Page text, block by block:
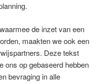
de inzet van een
maakten we ook een
Deze tekst
ons op gebaseerd hebben
bevraging in alle